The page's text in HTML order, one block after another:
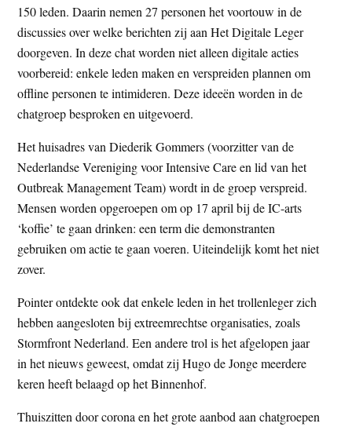
150 leden. Daarin nemen 27 personen het voortouw in de
discussies over welke berichten zij aan Het Digitale Leger
doorgeven. In deze chat worden niet alleen digitale acties
voorbereid: enkele leden maken en verspreiden plannen om
offline personen te intimideren. Deze ideeën worden in de
chatgroep besproken en uitgevoerd.
Het huisadres van Diederik Gommers (voorzitter van de
Nederlandse Vereniging voor Intensive Care en lid van het
Outbreak Management Team) wordt in de groep verspreid.
Mensen worden opgeroepen om op 17 april bij de IC-arts
‘koffie’ te gaan drinken: een term die demonstranten
gebruiken om actie te gaan voeren. Uiteindelijk komt het niet
zover.
Pointer ontdekte ook dat enkele leden in het trollenleger zich
hebben aangesloten bij extreemrechtse organisaties, zoals
Stormfront Nederland. Een andere trol is het afgelopen jaar
in het nieuws geweest, omdat zij Hugo de Jonge meerdere
keren heeft belaagd op het Binnenhof.
Thuiszitten door corona en het grote aanbod aan chatgroepen